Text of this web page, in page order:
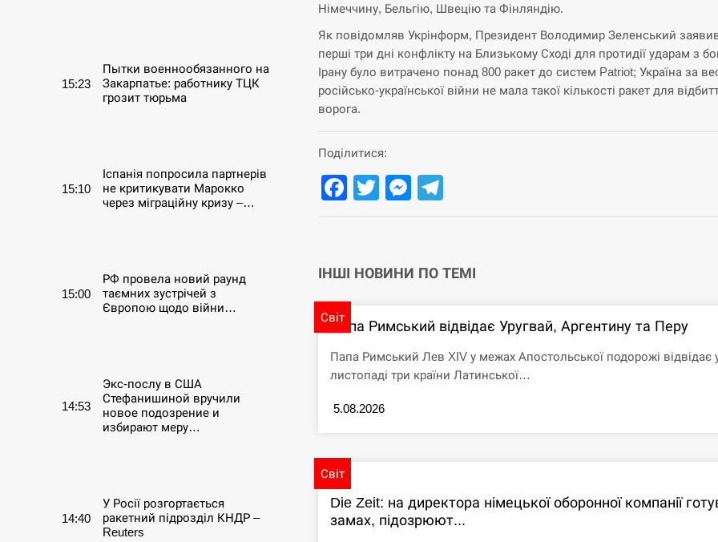
15:23
Пытки военнообязанного на
Закарпатье: работнику ТЦК
грозит тюрьма
15:10
Іспанія попросила партнерів
не критикувати Марокко
через міграційну кризу –…
15:00
РФ провела новий раунд
таємних зустрічей з
Європою щодо війни…
14:53
Экс-послу в США
Стефанишиной вручили
новое подозрение и
избирают меру…
14:40
У Росії розгортається
ракетний підрозділ КНДР –
Reuters
Німеччину, Бельгію, Швецію та Фінляндію.
Як повідомляв Укрінформ, Президент Володимир Зеленський
перші три дні конфлікту на Близькому Сході для протидії ударам з
Ірану було витрачено понад 800 ракет до систем Patriot; Україна за
російсько-української війни не мала такої кількості ракет для
ворога.
Поділитися:
Facebook
TwitterMessenger
ІНШІ НОВИНИ ПО ТЕМІ
Світ
Папа Римський відвідає Уругвай, Аргентину та Перу
Папа Римський Лев XIV у межах Апостольської подорожі відвідає
листопаді три країни Латинської…
5.08.2026
Світ
Die Zeit: на директора німецької оборонної компанії
замах, підозрюют...